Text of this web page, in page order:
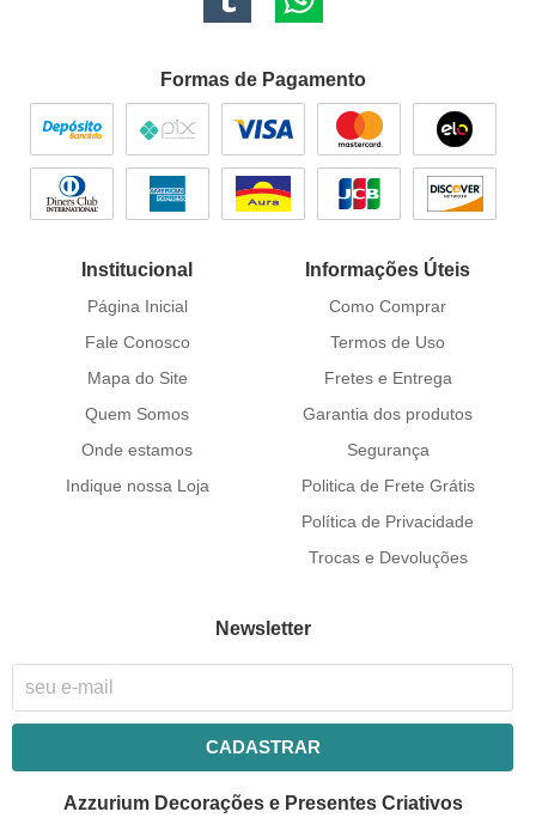
Formas de Pagamento
Institucional
Página Inicial
Fale Conosco
Mapa do Site
Quem Somos
Onde estamos
Indique nossa Loja
Informações Úteis
Como Comprar
Termos de Uso
Fretes e Entrega
Garantia dos produtos
Segurança
Politica de Frete Grátis
Política de Privacidade
Trocas e Devoluções
Newsletter
CADASTRAR
Azzurium Decorações e Presentes Criativos